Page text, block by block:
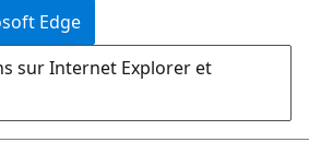
Edge
sur Internet Explorer et